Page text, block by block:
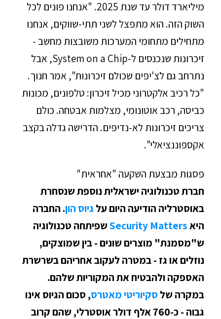
מיליארד דולר עד שנת 2025. "אנחנו פונים לכל
השוק הזה. הוא מתפצל לשני תתי-שווקים, אנחנו
מתחילים מתחומי המערכות משובצות מחשב -
זיכרונות שנכנסים ל-System on a Chip, אבל
נתרחב גם לצ'יפים שכולם זיכרונות", אמר חנוך.
"כל רכיב אלקטרוני מכיל זיכרון: טלפונים, מכונות
כביסה, רכב אוטונומי, מצלמות אבטחה. כולם
צריכים זיכרונות לא-נדיפים. הדרישה גדלה בקצב
אקספוננציאלי".
פסגות מבצעת השקעה "אחראית"
חברת טכנולוגיה ישראלית נוספת שנסחרת
באוסטרליה הודיעה היום על גיוס הון. החברה
היאSecurity Matters שפיתחה טכנולוגיה
ש"מסמנת" מוצרים שונים - בין שמוצקים,
נוזלים או גז - במטרה לעקוב אחריהם בשרשרת
האספקה ולהבטיח את המקוריות שלהם.
במקרה של סקיוריטי מאטרס, סכום הגיוס אינו
גבוה - כ-760 אלף דולר אוסטרלי, שהם קרוב